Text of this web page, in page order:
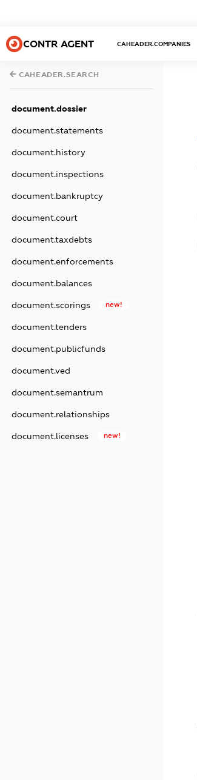
CONTR AGENT CAHEADER.COMPANIES
CAHEADER.SEARCH
document.dossier
document.statements
document.history
document.inspections
document.bankruptcy
document.court
document.taxdebts
document.enforcements
document.balances
document.scorings new!
document.tenders
document.publicfunds
document.ved
document.semantrum
document.relationships
document.licenses new!